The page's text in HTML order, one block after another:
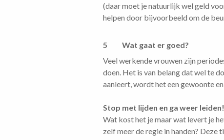
(daar moet je natuurlijk wel geld
helpen door bijvoorbeeld om de
5 Wat gaat er goed?
Veel werkende vrouwen zijn
doen. Het is van belang dat wel te
aanleert, wordt het een gewoonte
Stop met lijden en ga weer leiden!
Wat kost het je maar wat levert je
zelf meer de regie in handen?